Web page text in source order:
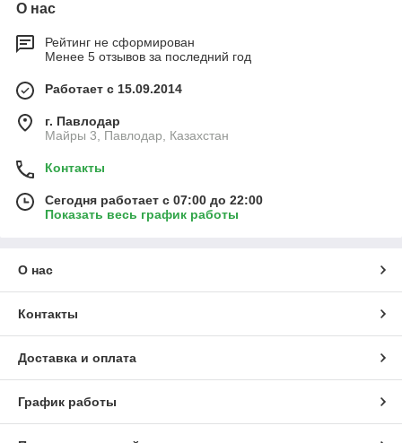
О нас
Рейтинг не сформирован
Менее 5 отзывов за последний год
Работает с 15.09.2014
г. Павлодар
Майры 3, Павлодар, Казахстан
Контакты
Сегодня работает с 07:00 до 22:00
Показать весь график работы
О нас
Контакты
Доставка и оплата
График работы